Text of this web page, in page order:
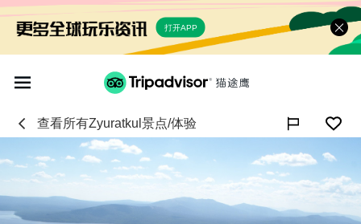
打开APP
查看所有Zyuratkul 景点/体验